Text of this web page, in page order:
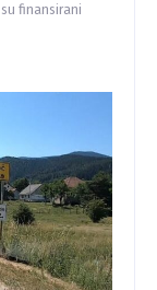
finansirani